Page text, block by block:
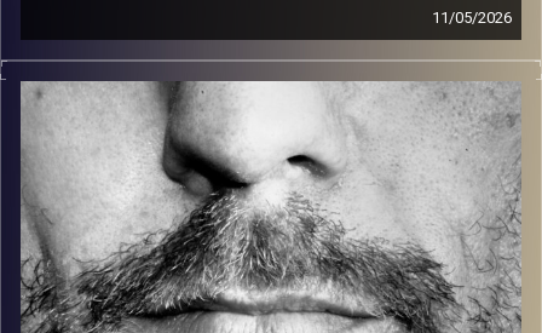
11/05/2026
זיפים, מוזיקה מחוספסת של הופעות חיות. הרבה ג'אם, רוק,
בלוז, bluegrass, ג'אז, Fאנק, פרוגרסיב ואפילו אלקטרוניקה.
כל מה שחי, אמיתי ונושם.
עם שמוליק רגב.
קרדיט תמונות: David Goehring